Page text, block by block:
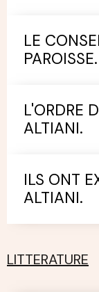
LE
PAROISSE.
L'ORDRE
ALTIANI.
ILS ONT
ALTIANI.
LITTERATURE